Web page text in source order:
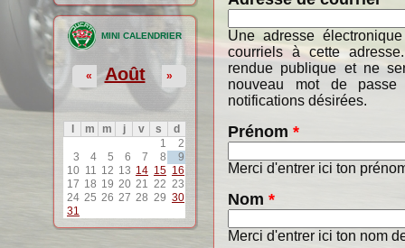
MINI CALENDRIER
Août
« »
m m j v s
d
1
2
3
4 5 6 7 8
9
10 11 12 13 14 15 16
17 18 19 20 21 22 23
24 25 26 27 28 29 30
31
Une adresse
courriels à cette
rendue publique et ne
nouveau mot de
notifications désirées.
Prénom *
Merci d'entrer ici ton
Nom *
Merci d'entrer ici ton nom